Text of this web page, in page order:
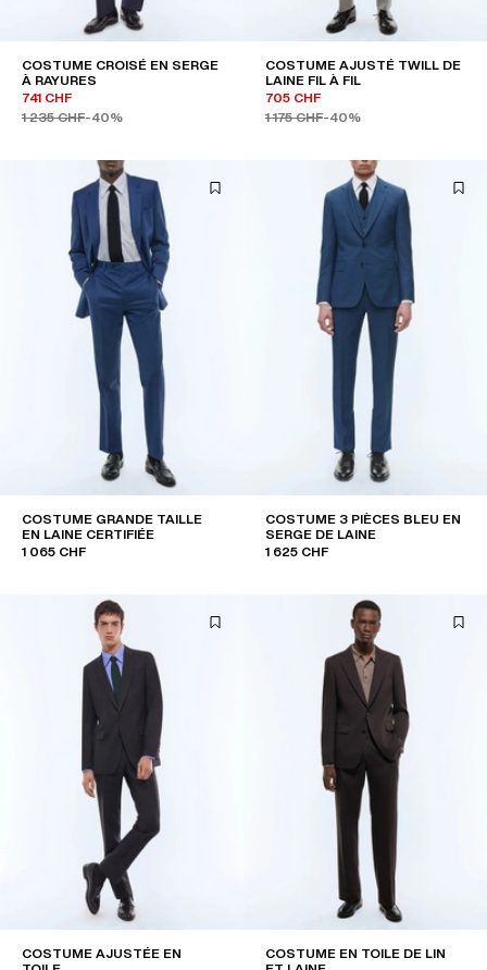
COSTUME CROISÉ EN SERGE
À RAYURES
741 CHF
1 235 CHF-40%
COSTUME AJUSTÉ TWILL DE
LAINE FIL À FIL
705 CHF
1 175 CHF-40%
COSTUME GRANDE TAILLE
EN LAINE CERTIFIÉE
1 065 CHF
COSTUME 3 PIÈCES BLEU EN
SERGE DE LAINE
1 625 CHF
COSTUME AJUSTÉE EN
COSTUME EN TOILE DE LIN